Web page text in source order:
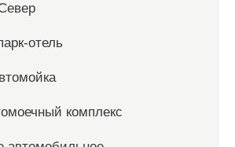
отель
комплекс